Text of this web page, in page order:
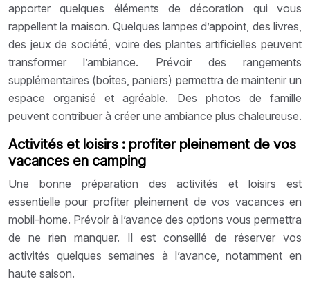
apporter quelques éléments de décoration qui vous
rappellent la maison. Quelques lampes d’appoint, des livres,
des jeux de société, voire des plantes artificielles peuvent
transformer l’ambiance. Prévoir des rangements
supplémentaires (boîtes, paniers) permettra de maintenir un
espace organisé et agréable. Des photos de famille
peuvent contribuer à créer une ambiance plus chaleureuse.
Activités et loisirs : profiter pleinement de vos
vacances en camping
Une bonne préparation des activités et loisirs est
essentielle pour profiter pleinement de vos vacances en
mobil-home. Prévoir à l’avance des options vous permettra
de ne rien manquer. Il est conseillé de réserver vos
activités quelques semaines à l’avance, notamment en
haute saison.